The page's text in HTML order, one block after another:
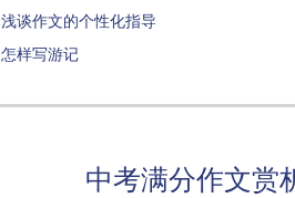
浅谈作文的个性化指导
怎样写游记
中考满分作文赏